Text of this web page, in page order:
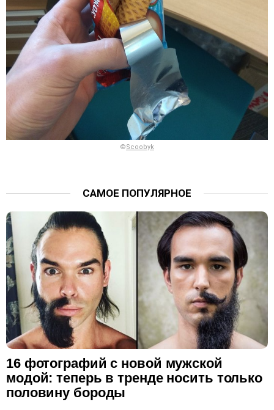
©Scoobyk
САМОЕ ПОПУЛЯРНОЕ
16 фотографий с новой мужской
модой: теперь в тренде носить только
половину бороды